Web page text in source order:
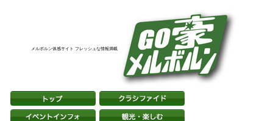
メルボルン体感サイト フレッシュな情報満載